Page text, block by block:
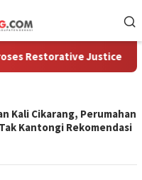
Restorative Justice
Kali Cikarang, Perumahan
Kantongi Rekomendasi